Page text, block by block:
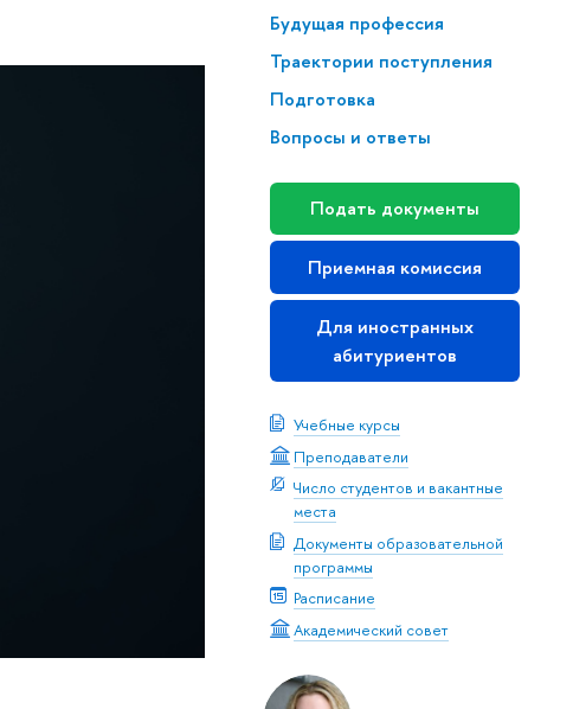
Будущая профессия
Траектории поступления
Подготовка
Вопросы и ответы
Подать документы
Приемная комиссия
Для иностранных
абитуриентов
Учебные курсы
Преподаватели
Число студентов и вакантные
места
Документы образовательной
программы
Расписание
Академический совет